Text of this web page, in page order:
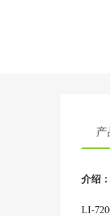
产
介绍：
LI-